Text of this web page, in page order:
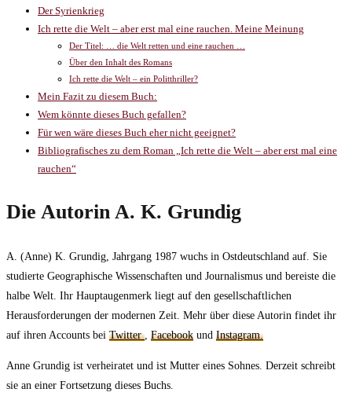
Der Syrienkrieg
Ich rette die Welt – aber erst mal eine rauchen. Meine Meinung
Der Titel: … die Welt retten und eine rauchen …
Über den Inhalt des Romans
Ich rette die Welt – ein Politthriller?
Mein Fazit zu diesem Buch:
Wem könnte dieses Buch gefallen?
Für wen wäre dieses Buch eher nicht geeignet?
Bibliografisches zu dem Roman „Ich rette die Welt – aber erst mal eine
rauchen“
Die Autorin A. K. Grundig
A. (Anne) K. Grundig, Jahrgang 1987 wuchs in Ostdeutschland auf. Sie
studierte Geographische Wissenschaften und Journalismus und bereiste die
halbe Welt. Ihr Hauptaugenmerk liegt auf den gesellschaftlichen
Herausforderungen der modernen Zeit. Mehr über diese Autorin findet ihr
auf ihren Accounts bei Twitter, Facebook und Instagram.
Anne Grundig ist verheiratet und ist Mutter eines Sohnes. Derzeit schreibt
sie an einer Fortsetzung dieses Buchs.